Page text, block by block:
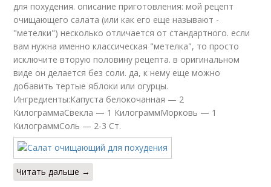
для похудения. описание приготовления: мой рецепт
очищающего салата (или как его еще называют -
"метелки") несколько отличается от стандартного. если
вам нужна именно классическая "метелка", то просто
исключите вторую половину рецепта. в оригинальном
виде он делается без соли. да, к нему еще можно
добавить тертые яблоки или огурцы.
Ингредиенты:Капуста белокочанная — 2
КилограммаСвекла — 1 КилограммМорковь — 1
КилограммСоль — 2-3 Ст.
Читать дальше →